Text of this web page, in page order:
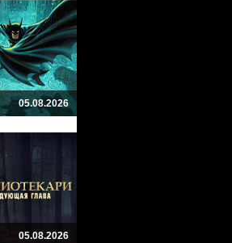
05.08.2026
05.08.2026